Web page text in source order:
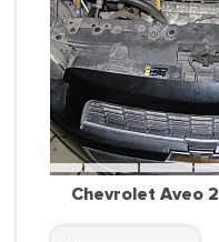
Chevrolet Aveo